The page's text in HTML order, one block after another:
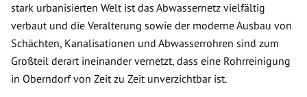
stark urbanisierten Welt ist das Abwassernetz vielfältig
verbaut und die Veralterung sowie der moderne Ausbau von
Schächten, Kanalisationen und Abwasserrohren sind zum
Großteil derart ineinander vernetzt, dass eine Rohrreinigung
in Oberndorf von Zeit zu Zeit unverzichtbar ist.